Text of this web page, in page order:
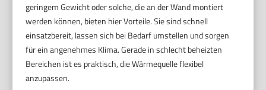
geringem Gewicht oder solche, die an der Wand montiert
werden können, bieten hier Vorteile. Sie sind schnell
einsatzbereit, lassen sich bei Bedarf umstellen und sorgen
für ein angenehmes Klima. Gerade in schlecht beheizten
Bereichen ist es praktisch, die Wärmequelle flexibel
anzupassen.